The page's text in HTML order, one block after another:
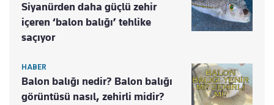
Siyanürden daha güçlü zehir
içeren ‘balon balığı’ tehlike
saçıyor
HABER
Balon balığı nedir? Balon balığı
görüntüsü nasıl, zehirli midir?